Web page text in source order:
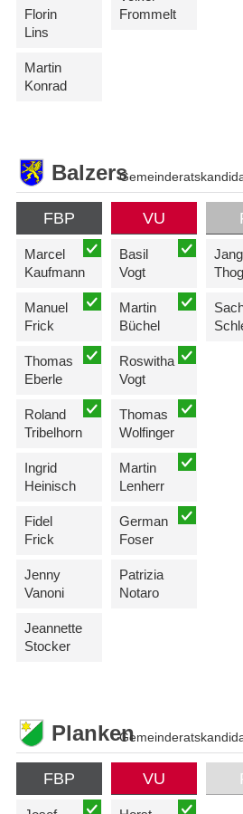
Florin
Lins
Martin
Konrad
Frommelt
Balzers
FBP
Marcel
Kaufmann
Manuel
Frick
Thomas
Eberle
Roland
Tribelhorn
Ingrid
Heinisch
Fidel
Frick
Jenny
Vanoni
Jeannette
Stocker
VU
Basil
Vogt
Martin
Büchel
Roswitha
Vogt
Thomas
Wolfinger
Martin
Lenherr
German
Foser
Patrizia
Notaro
Planken
FBP VU